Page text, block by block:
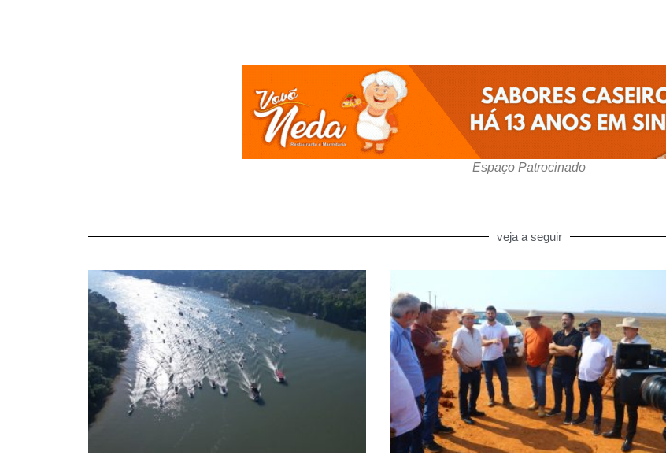
Espaço Patrocinado
veja a seguir